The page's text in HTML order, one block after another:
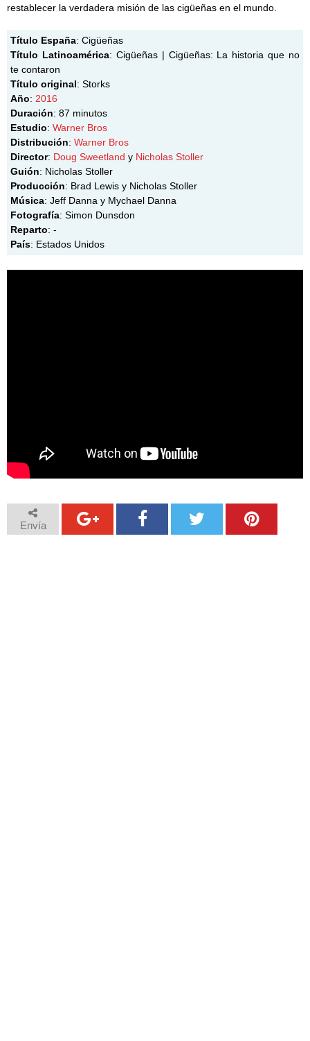
restablecer la verdadera misión de las cigüeñas en el mundo.
Título España: Cigüeñas
Título Latinoamérica: Cigüeñas | Cigüeñas: La historia que no
te contaron
Título original: Storks
Año: 2016
Duración: 87 minutos
Estudio: Warner Bros
Distribución: Warner Bros
Director: Doug Sweetland y Nicholas Stoller
Guión: Nicholas Stoller
Producción: Brad Lewis y Nicholas Stoller
Música: Jeff Danna y Mychael Danna
Fotografía: Simon Dunsdon
Reparto: -
País: Estados Unidos
Envía